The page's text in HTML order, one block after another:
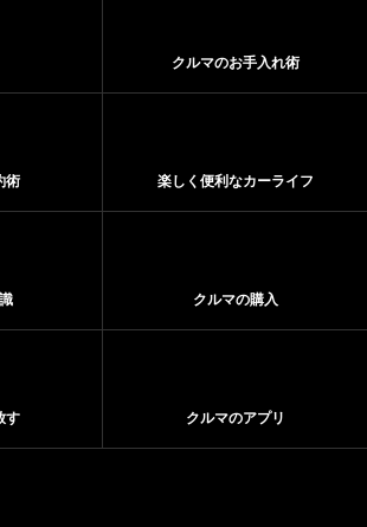
クルマのお手入れ術
術 楽しく便利なカーライフ
クルマの購入
す クルマのアプリ